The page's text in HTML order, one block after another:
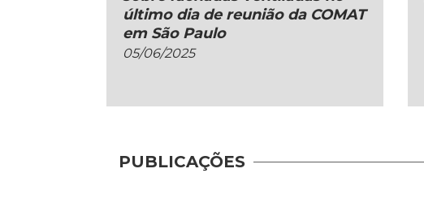
último dia de reunião da COMAT
em São Paulo
05/06/2025
PUBLICAÇÕES